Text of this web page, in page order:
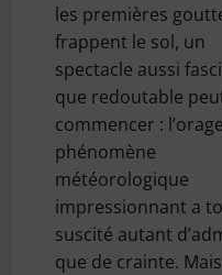
les premières
frappent le sol, un
spectacle aussi
que redoutable
commencer :
phénomène
météorologique
impressionnant a
suscité autant
que de crainte.